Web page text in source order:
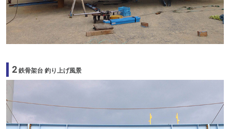
2 鉄骨架台 釣り上げ風景